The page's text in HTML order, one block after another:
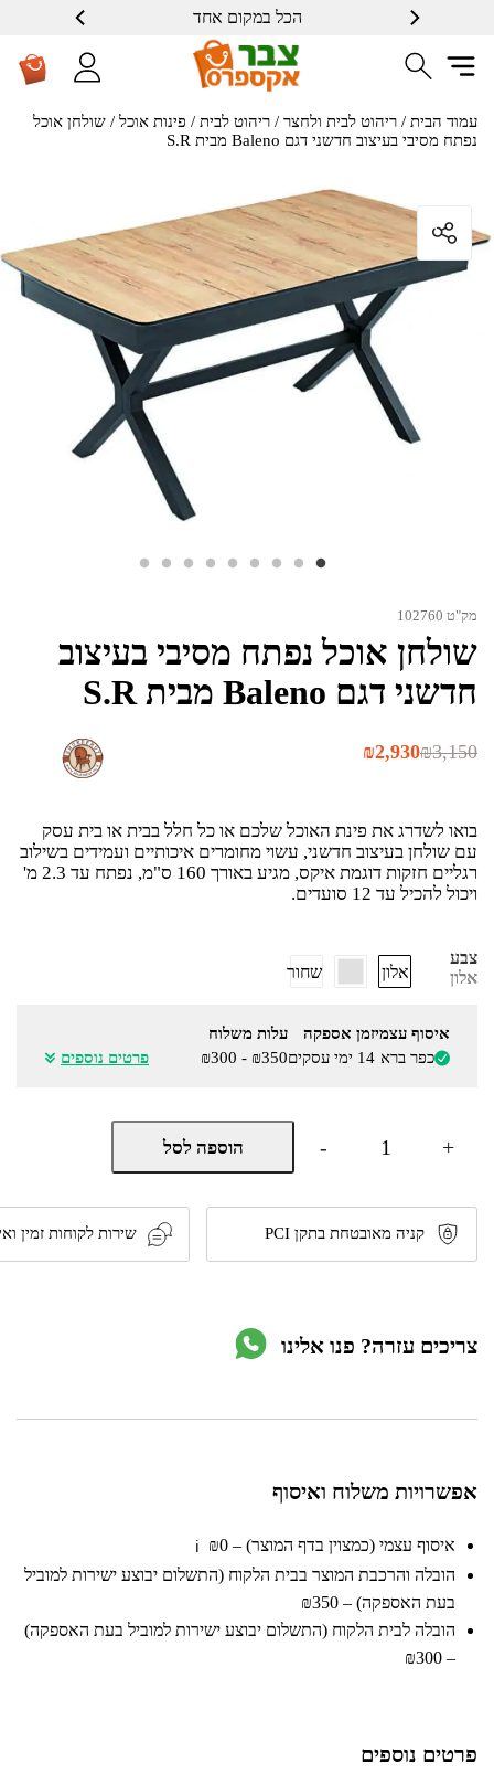
הכל במקום אחד
שרות ברמה גבוה
עמוד הבית / ריהוט לבית ולחצר / ריהוט לבית / פינות אוכל / שולחן אוכל
נפתח מסיבי בעיצוב חדשני דגם Baleno מבית S.R
מק"ט 102760
שולחן אוכל נפתח מסיבי בעיצוב
חדשני דגם Baleno מבית S.R
₪3,150
₪2,930
בואו לשדרג את פינת האוכל שלכם או כל חלל בבית או בית עסק
עם שולחן בעיצוב חדשני, עשוי מחומרים איכותיים ועמידים בשילוב
רגליים חזקות דוגמת איקס, מגיע באורך 160 ס"מ, נפתח עד 2.3 מ'
ויכול להכיל עד 12 סועדים.
צבע
אלון
אלון שחור
איסוף עצמי
כפר ברא
זמן אספקה
14 ימי עסקים
עלות משלוח
₪350 - ₪300
פרטים נוספים
-
שולחן
נפתח
מסיבי
מבית
S.R
+ הוספה לסל
קניה מאובטחת בתקן PCI שירות לקוחות זמין
צריכים עזרה? פנו אלינו
אפשרויות משלוח ואיסוף
איסוף עצמי (כמצוין בדף המוצר) – ₪0 ℹ️
הובלה והרכבת המוצר בבית הלקוח (התשלום יבוצע ישירות למוביל
בעת האספקה) – ₪350
הובלה לבית הלקוח (התשלום יבוצע ישירות למוביל בעת האספקה)
– ₪300
פרטים נוספים